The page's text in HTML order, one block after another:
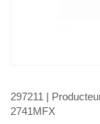
297211 |
2741MFX